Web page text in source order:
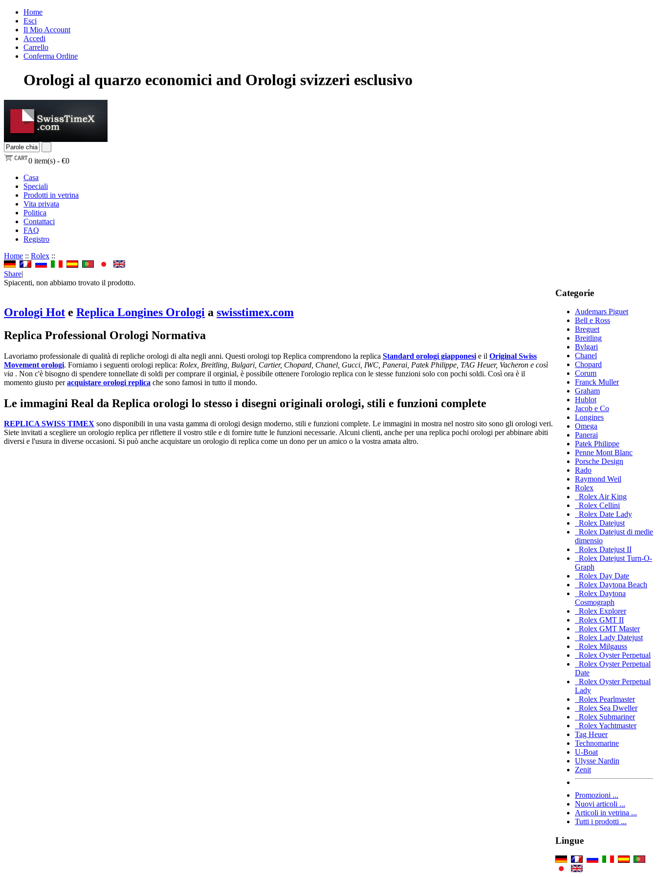
Home
Esci
Il Mio Account
Accedi
Carrello
Conferma Ordine
Orologi al quarzo economici and Orologi svizzeri esclusivo
0 item(s) - €0
Casa
Speciali
Prodotti in vetrina
Vita privata
Politica
Contattaci
FAQ
Registro
Home :: Rolex ::
Share|
Spiacenti, non abbiamo trovato il prodotto.
Orologi Hot e Replica Longines Orologi a swisstimex.com
Replica Professional Orologi Normativa
Lavoriamo professionale di qualità di repliche orologi di alta negli anni. Questi orologi top Replica comprendono la replica Standard orologi giapponesi e il Original Swiss
Movement orologi. Forniamo i seguenti orologi replica: Rolex, Breitling, Bulgari, Cartier, Chopard, Chanel, Gucci, IWC, Panerai, Patek Philippe, TAG Heuer, Vacheron e così
via . Non c'è bisogno di spendere tonnellate di soldi per comprare il orginial, è possibile ottenere l'orologio replica con le stesse funzioni solo con pochi soldi. Così ora è il
momento giusto peracquistare orologi replica che sono famosi in tutto il mondo.
Le immagini Real da Replica orologi lo stesso i disegni originali orologi, stili e funzioni complete
REPLICA SWISS TIMEX sono disponibili in una vasta gamma di orologi design moderno, stili e funzioni complete. Le immagini in mostra nel nostro sito sono gli orologi veri.
Siete invitati a scegliere un orologio replica per riflettere il vostro stile e di fornire tutte le funzioni necessarie. Alcuni clienti, anche per una replica pochi orologi per abbinare abiti
diversi e l'usura in diverse occasioni. Si può anche acquistare un orologio di replica come un dono per un amico o la vostra amata altro.
Categorie
Audemars Piguet
Bell e Ross
Breguet
Breitling
Bvlgari
Chanel
Chopard
Corum
Franck Muller
Graham
Hublot
Jacob e Co
Longines
Omega
Panerai
Patek Philippe
Penne Mont Blanc
Porsche Design
Rado
Raymond Weil
Rolex
Rolex Air King
Rolex Cellini
Rolex Date Lady
Rolex Datejust
Rolex Datejust di medie
dimensio
Rolex Datejust II
Rolex Datejust Turn-O-
Graph
Rolex Day Date
Rolex Daytona Beach
Rolex Daytona
Cosmograph
Rolex Explorer
Rolex GMT II
Rolex GMT Master
Rolex Lady Datejust
Rolex Milgauss
Rolex Oyster Perpetual
Rolex Oyster Perpetual
Date
Rolex Oyster Perpetual
Lady
Rolex Pearlmaster
Rolex Sea Dweller
Rolex Submariner
Rolex Yachtmaster
Tag Heuer
Technomarine
U-Boat
Ulysse Nardin
Zenit
Promozioni ...
Nuovi articoli ...
Articoli in vetrina ...
Tutti i prodotti ...
Lingue